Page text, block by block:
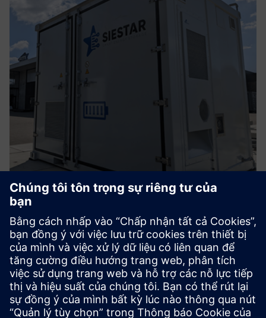
Battery Energy Storage Solution -
Integrated EMS
Take advantage of your energy when you need it and stay
in control with our smart battery storage. Innovative,
scalable for now and future-oriented.
Tìm hiểu thêm